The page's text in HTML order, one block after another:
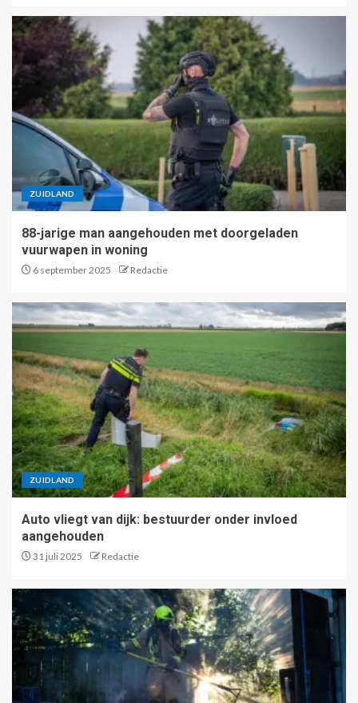
ZUIDLAND
88-jarige man aangehouden met doorgeladen
vuurwapen in woning
6 september 2025 Redactie
ZUIDLAND
Auto vliegt van dijk: bestuurder onder invloed
aangehouden
31 juli 2025 Redactie